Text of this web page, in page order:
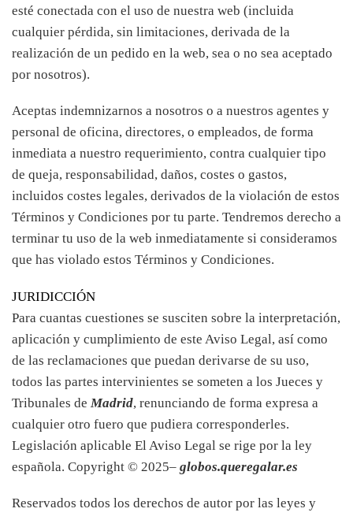
esté conectada con el uso de nuestra web (incluida
cualquier pérdida, sin limitaciones, derivada de la
realización de un pedido en la web, sea o no sea aceptado
por nosotros).
Aceptas indemnizarnos a nosotros o a nuestros agentes y
personal de oficina, directores, o empleados, de forma
inmediata a nuestro requerimiento, contra cualquier tipo
de queja, responsabilidad, daños, costes o gastos,
incluidos costes legales, derivados de la violación de estos
Términos y Condiciones por tu parte. Tendremos derecho a
terminar tu uso de la web inmediatamente si consideramos
que has violado estos Términos y Condiciones.
JURIDICCIÓN
Para cuantas cuestiones se susciten sobre la interpretación,
aplicación y cumplimiento de este Aviso Legal, así como
de las reclamaciones que puedan derivarse de su uso,
todos las partes intervinientes se someten a los Jueces y
Tribunales de Madrid, renunciando de forma expresa a
cualquier otro fuero que pudiera corresponderles.
Legislación aplicable El Aviso Legal se rige por la ley
española. Copyright © 2025– globos.queregalar.es
Reservados todos los derechos de autor por las leyes y